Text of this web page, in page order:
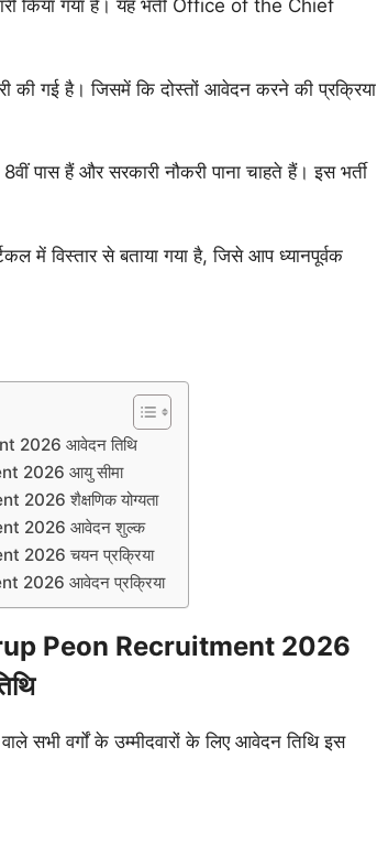
किया गया है। यह भर्ती Office of the Chief
की गई है। जिसमें कि दोस्तों आवेदन करने की प्रक्रिया
पास हैं और सरकारी नौकरी पाना चाहते हैं। इस भर्ती
में विस्तार से बताया गया है, जिसे आप ध्यानपूर्वक
2026 आवेदन तिथि
2026 आयु सीमा
शैक्षणिक योग्यता
2026 आवेदन शुल्क
2026 चयन प्रक्रिया
2026 आवेदन प्रक्रिया
Peon Recruitment 2026
सभी वर्गों के उम्मीदवारों के लिए आवेदन तिथि इस